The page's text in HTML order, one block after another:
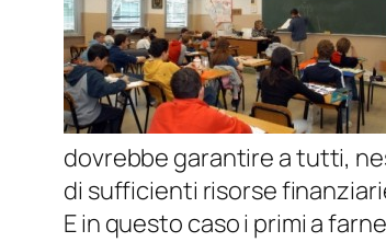
dovrebbe garantire a tutti,
di sufficienti risorse
E in questo caso i primi a